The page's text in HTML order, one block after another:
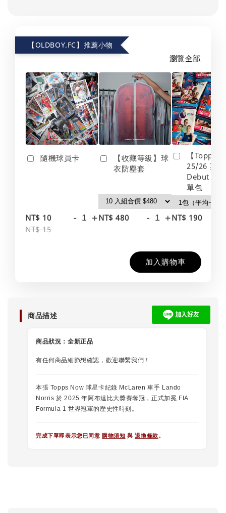
【OLDBOY.FC】推薦小物
瀏覽全部
隨機球員卡
NT$ 10
NT$ 15
- +
【收藏等級】球
衣防塵套
NT$ 480 - +
【Topps】
25/26 英
Debut
單包
NT$ 190
加入購物車
商品描述
商品狀況： 全新正品
有任何商品細節想確認，歡迎聯繫我們！
本張 Topps Now 球星卡紀錄 McLaren 車手 Lando
Norris 於 2025 年阿布達比大獎賽奪冠，正式加冕 FIA
Formula 1 世界冠軍的歷史性時刻。
完成下單即表示您已同意 購物須知 與退換條款。